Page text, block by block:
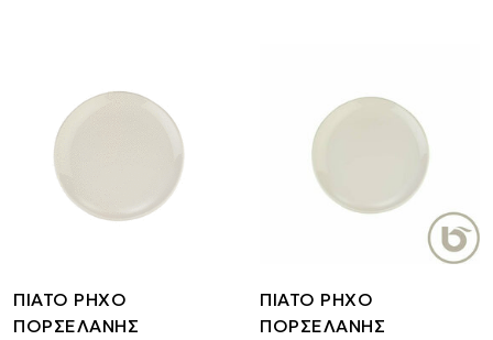
ΠΙΑΤΟ ΡΗΧΟ
ΠΟΡΣΕΛΑΝΗΣ
ΠΙΑΤΟ ΡΗΧΟ
ΠΟΡΣΕΛΑΝΗΣ